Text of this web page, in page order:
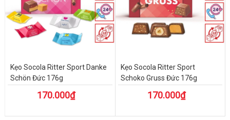
Kẹo Socola Ritter Sport Danke
Schön Đức 176g
170.000₫
Kẹo Socola Ritter Sport
Schoko Gruss Đức 176g
170.000₫